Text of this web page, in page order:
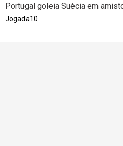
Portugal goleia Suécia em
Jogada10